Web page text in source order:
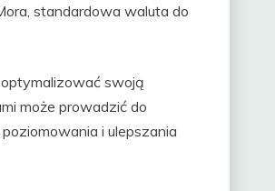
standardowa waluta do
swoją
może prowadzić do
i ulepszania